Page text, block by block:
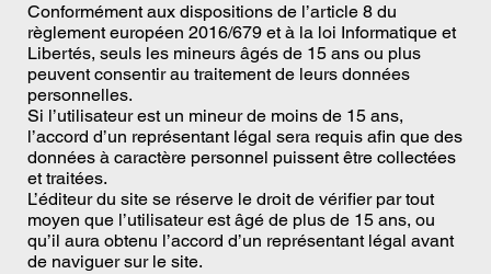
Conformément aux dispositions de l’article 8 du
règlement européen 2016/679 et à la loi Informatique et
Libertés, seuls les mineurs âgés de 15 ans ou plus
peuvent consentir au traitement de leurs données
personnelles.
Si l’utilisateur est un mineur de moins de 15 ans,
l’accord d’un représentant légal sera requis afin que des
données à caractère personnel puissent être collectées
et traitées.
L’éditeur du site se réserve le droit de vérifier par tout
moyen que l’utilisateur est âgé de plus de 15 ans, ou
qu’il aura obtenu l’accord d’un représentant légal avant
de naviguer sur le site.